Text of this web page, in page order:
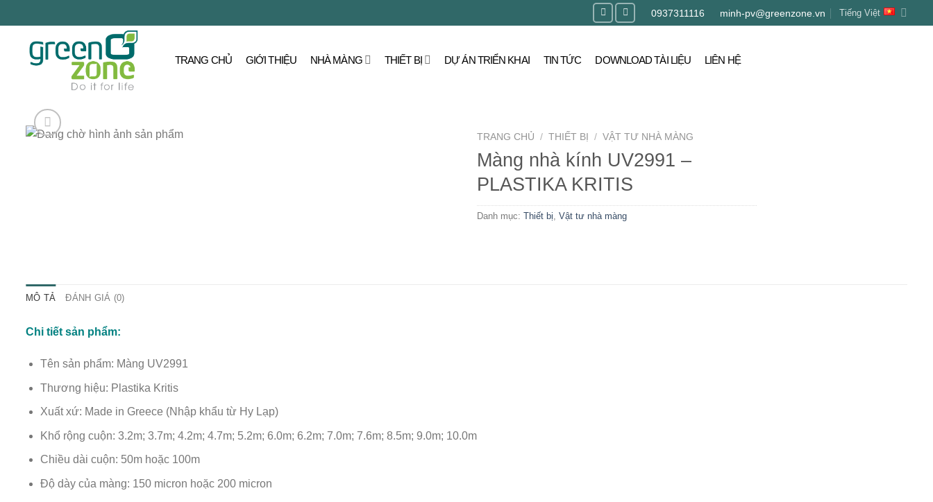
qua
0937311116 minh-pv@greenzone.vn Tiếng Việt
TRANG CHỦ GIỚI THIỆU NHÀ MÀNG THIẾT BỊ DỰ ÁN TRIỂN KHAI TIN TỨC DOWNLOAD TÀI LIỆU LIÊN HỆ
TRANG CHỦ / THIẾT BỊ / VẬT TƯ NHÀ MÀNG
Màng nhà kính UV2991 –
PLASTIKA KRITIS
Danh mục: Thiết bị, Vật tư nhà màng
MÔ TẢ ĐÁNH GIÁ (0)
Chi tiết sản phẩm:
Tên sản phẩm: Màng UV2991
Thương hiệu: Plastika Kritis
Xuất xứ: Made in Greece (Nhập khẩu từ Hy Lạp)
Khổ rộng cuộn: 3.2m; 3.7m; 4.2m; 4.7m; 5.2m; 6.0m; 6.2m; 7.0m; 7.6m; 8.5m; 9.0m; 10.0m
Chiều dài cuộn: 50m hoặc 100m
Độ dày của màng: 150 micron hoặc 200 micron